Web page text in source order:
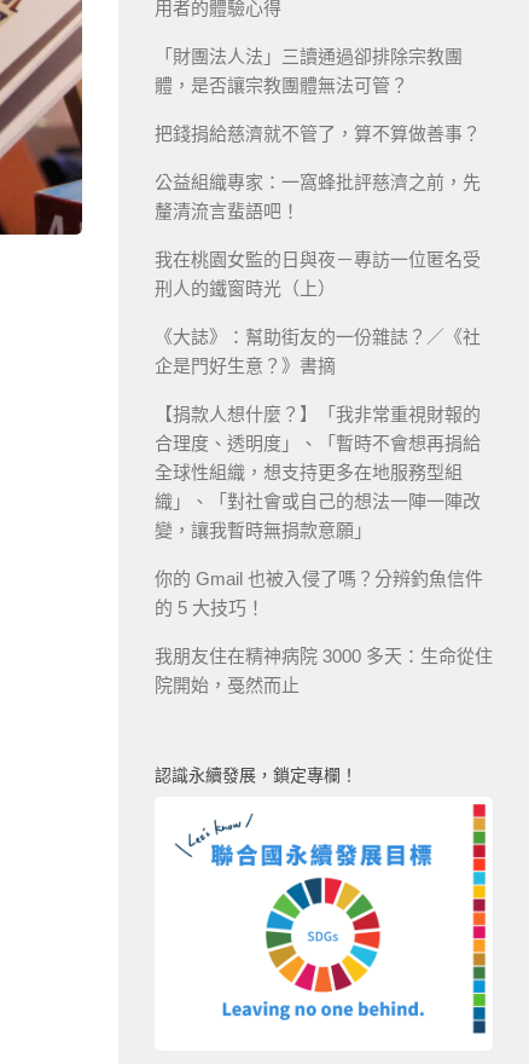
用者的體驗心得
「財團法人法」三讀通過卻排除宗教團
體，是否讓宗教團體無法可管？
把錢捐給慈濟就不管了，算不算做善事？
公益組織專家：一窩蜂批評慈濟之前，先
釐清流言蜚語吧！
我在桃園女監的日與夜－專訪一位匿名受
刑人的鐵窗時光（上）
《大誌》：幫助街友的一份雜誌？／《社
企是門好生意？》書摘
【捐款人想什麼？】「我非常重視財報的
合理度、透明度」、「暫時不會想再捐給
全球性組織，想支持更多在地服務型組
織」、「對社會或自己的想法一陣一陣改
變，讓我暫時無捐款意願」
你的 Gmail 也被入侵了嗎？分辨釣魚信件
的 5 大技巧！
我朋友住在精神病院 3000 多天：生命從住
院開始，戞然而止
認識永續發展，鎖定專欄！